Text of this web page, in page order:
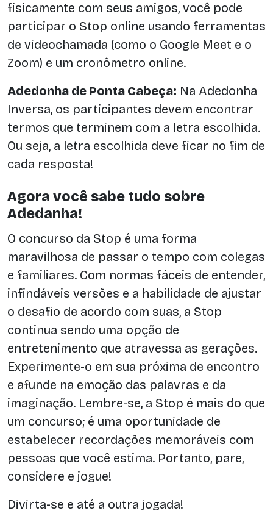
fisicamente com seus amigos, você pode
participar o Stop online usando ferramentas
de videochamada (como o Google Meet e o
Zoom) e um cronômetro online.
Adedonha de Ponta Cabeça: Na Adedonha
Inversa, os participantes devem encontrar
termos que terminem com a letra escolhida.
Ou seja, a letra escolhida deve ficar no fim de
cada resposta!
Agora você sabe tudo sobre
Adedanha!
O concurso da Stop é uma forma
maravilhosa de passar o tempo com colegas
e familiares. Com normas fáceis de entender,
infindáveis versões e a habilidade de ajustar
o desafio de acordo com suas, a Stop
continua sendo uma opção de
entretenimento que atravessa as gerações.
Experimente-o em sua próxima de encontro
e afunde na emoção das palavras e da
imaginação. Lembre-se, a Stop é mais do que
um concurso; é uma oportunidade de
estabelecer recordações memoráveis com
pessoas que você estima. Portanto, pare,
considere e jogue!
Divirta-se e até a outra jogada!